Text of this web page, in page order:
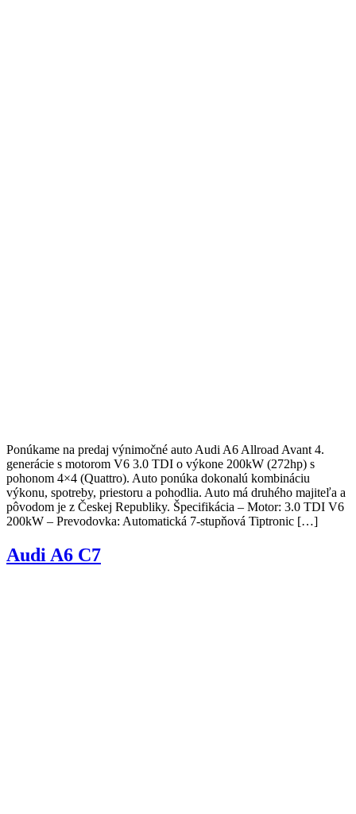
Ponúkame na predaj výnimočné auto Audi A6 Allroad Avant 4.
generácie s motorom V6 3.0 TDI o výkone 200kW (272hp) s
pohonom 4×4 (Quattro). Auto ponúka dokonalú kombináciu
výkonu, spotreby, priestoru a pohodlia. Auto má druhého majiteľa a
pôvodom je z Českej Republiky. Špecifikácia – Motor: 3.0 TDI V6
200kW – Prevodovka: Automatická 7-stupňová Tiptronic […]
Audi A6 C7